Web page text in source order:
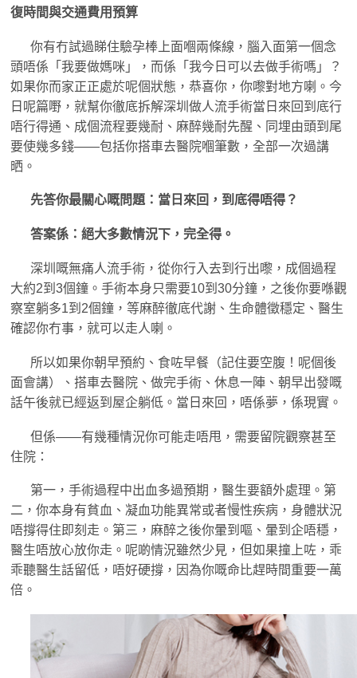
復時間與交通費用預算
你有冇試過睇住驗孕棒上面嗰兩條線，腦入面第一個念
頭唔係「我要做媽咪」，而係「我今日可以去做手術嗎」？
如果你而家正正處於呢個狀態，恭喜你，你嚟對地方喇。今
日呢篇嘢，就幫你徹底拆解深圳做人流手術當日來回到底行
唔行得通、成個流程要幾耐、麻醉幾耐先醒、同埋由頭到尾
要使幾多錢——包括你搭車去醫院嗰筆數，全部一次過講
晒。
先答你最關心嘅問題：當日來回，到底得唔得？
答案係：絕大多數情況下，完全得。
深圳嘅無痛人流手術，從你行入去到行出嚟，成個過程
大約2到3個鐘。手術本身只需要10到30分鐘，之後你要喺觀
察室躺多1到2個鐘，等麻醉徹底代謝、生命體徵穩定、醫生
確認你冇事，就可以走人喇。
所以如果你朝早預約、食咗早餐（記住要空腹！呢個後
面會講）、搭車去醫院、做完手術、休息一陣、朝早出發嘅
話午後就已經返到屋企躺低。當日來回，唔係夢，係現實。
但係——有幾種情況你可能走唔甩，需要留院觀察甚至
住院：
第一，手術過程中出血多過預期，醫生要額外處理。第
二，你本身有貧血、凝血功能異常或者慢性疾病，身體狀況
唔撐得住即刻走。第三，麻醉之後你暈到嘔、暈到企唔穩，
醫生唔放心放你走。呢啲情況雖然少見，但如果撞上咗，乖
乖聽醫生話留低，唔好硬撐，因為你嘅命比趕時間重要一萬
倍。